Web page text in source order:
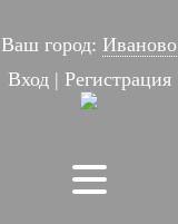
Ваш город: Иваново
Вход| Регистрация